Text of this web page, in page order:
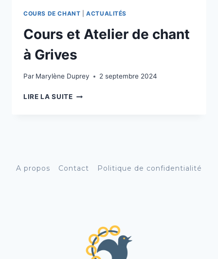
COURS DE CHANT |ACTUALITÉS
Cours et Atelier de chant
à Grives
Par Marylène Duprey 2 septembre 2024
LIRE LA SUITE
A propos Contact Politique de confidentialité